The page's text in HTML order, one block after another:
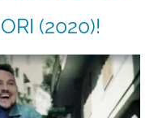
(2020)!